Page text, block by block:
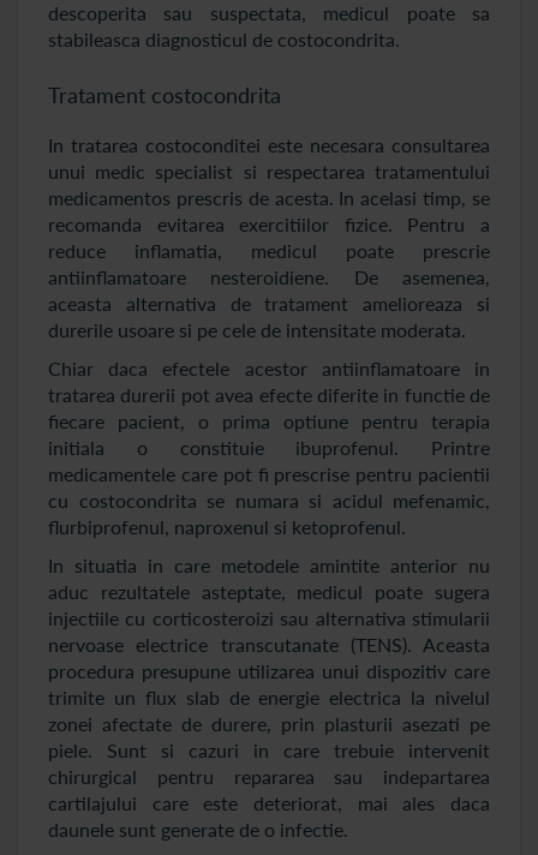
descoperita sau suspectata, medicul poate sa
stabileasca diagnosticul de costocondrita.
Tratament costocondrita
In tratarea costoconditei este necesara consultarea
unui medic specialist si respectarea tratamentului
medicamentos prescris de acesta. In acelasi timp, se
recomanda evitarea exercitiilor fizice. Pentru a
reduce inflamatia, medicul poate prescrie
antiinflamatoare nesteroidiene. De asemenea,
aceasta alternativa de tratament amelioreaza si
durerile usoare si pe cele de intensitate moderata.
Chiar daca efectele acestor antiinflamatoare in
tratarea durerii pot avea efecte diferite in functie de
fiecare pacient, o prima optiune pentru terapia
initiala o constituie ibuprofenul. Printre
medicamentele care pot fi prescrise pentru pacientii
cu costocondrita se numara si acidul mefenamic,
flurbiprofenul, naproxenul si ketoprofenul.
In situatia in care metodele amintite anterior nu
aduc rezultatele asteptate, medicul poate sugera
injectiile cu corticosteroizi sau alternativa stimularii
nervoase electrice transcutanate (TENS). Aceasta
procedura presupune utilizarea unui dispozitiv care
trimite un flux slab de energie electrica la nivelul
zonei afectate de durere, prin plasturii asezati pe
piele. Sunt si cazuri in care trebuie intervenit
chirurgical pentru repararea sau indepartarea
cartilajului care este deteriorat, mai ales daca
daunele sunt generate de o infectie.